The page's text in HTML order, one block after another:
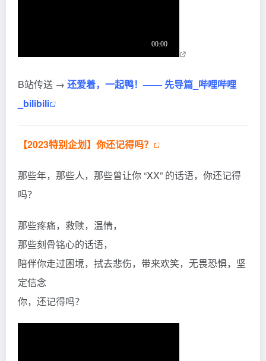
B站传送 → 还爱着，一起鸭！—— 先导篇_哔哩哔哩
_bilibili
【2023特别企划】你还记得吗？
那些年，那些人，那些曾让你 “XX” 的话语，你还记得
吗？
那些疼痛，救赎，温情，
那些刻骨铭心的话语，
陪伴你走过困境，拭去悲伤，带来欢笑，无畏恐惧，坚
定信念
你，还记得吗？